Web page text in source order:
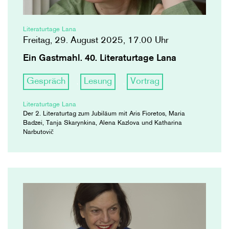
Literaturtage Lana
Freitag, 29. August 2025, 17.00 Uhr
Ein Gastmahl. 40. Literaturtage Lana
Gespräch , Lesung , Vortrag
Literaturtage Lana
Der 2. Literaturtag zum Jubiläum mit Aris Fioretos, Maria
Badzei, Tanja Skarynkina, Alena Kazlova und Katharina
Narbutovič